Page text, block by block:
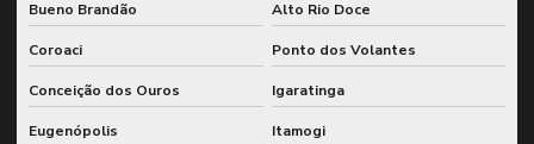
Bueno Brandão Alto Rio Doce
Coroaci Ponto dos Volantes
Conceição dos Ouros Igaratinga
Eugenópolis Itamogi